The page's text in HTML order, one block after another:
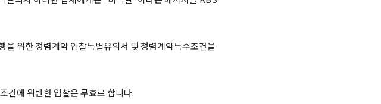
을 위한 청렴계약 입찰특별유의서 및 청렴계약특수조건을
건에 위반한 입찰은 무효로 합니다.